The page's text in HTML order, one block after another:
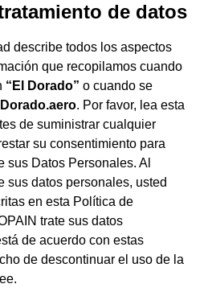
de datos
describe todos los aspectos
que recopilamos cuando
“El Dorado” o cuando se
. Por favor, lea esta
de suministrar cualquier
su consentimiento para
sus Datos Personales. Al
sus datos personales, usted
en esta Política de
trate sus datos
de acuerdo con estas
de descontinuar el uso de la